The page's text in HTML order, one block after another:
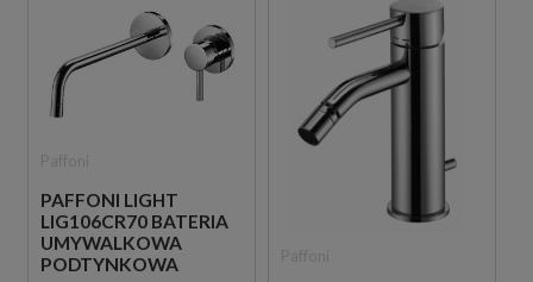
PAFFONI LIGHT
LIG106CR70 BATERIA
UMYWALKOWA
PODTYNKOWA